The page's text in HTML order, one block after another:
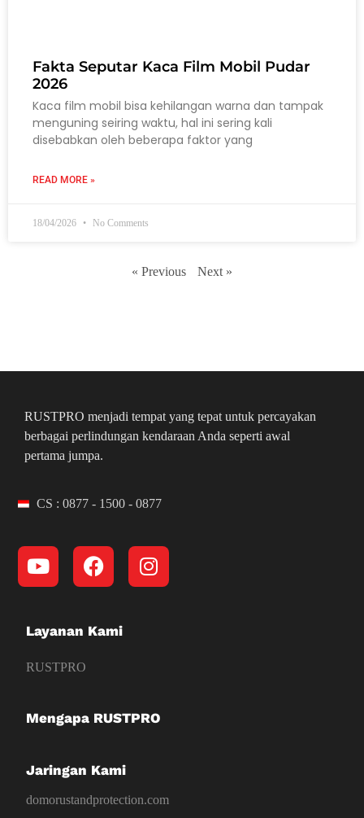
Fakta Seputar Kaca Film Mobil Pudar
2026
Kaca film mobil bisa kehilangan warna dan tampak
menguning seiring waktu, hal ini sering kali
disebabkan oleh beberapa faktor yang
READ MORE »
18/04/2026 No Comments
« Previous Next »
RUSTPRO menjadi tempat yang tepat untuk percayakan
berbagai perlindungan kendaraan Anda seperti awal
pertama jumpa.
CS : 0877 - 1500 - 0877
Layanan Kami
RUSTPRO
Mengapa RUSTPRO
Jaringan Kami
domorustandprotection.com